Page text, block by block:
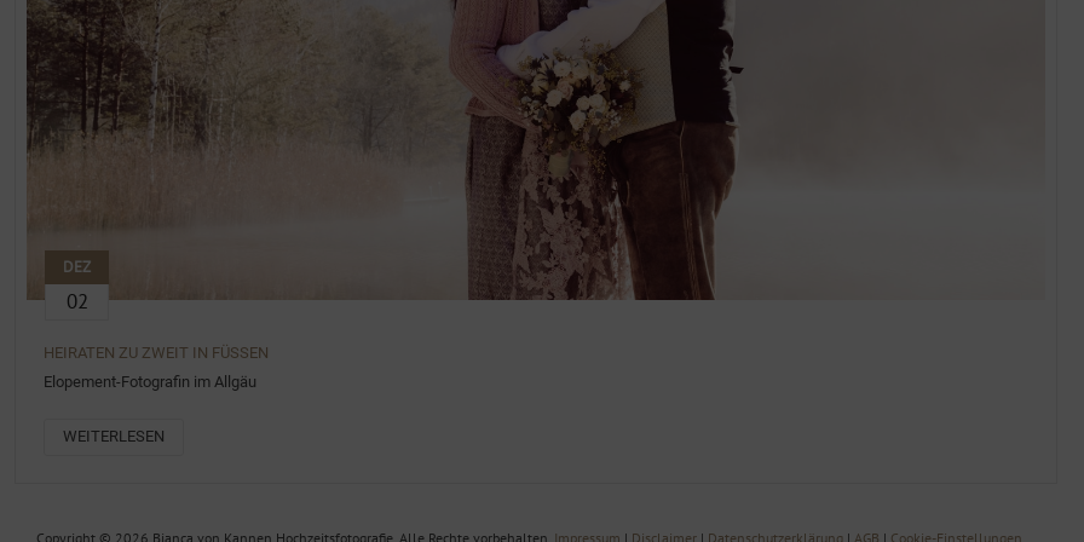
DEZ
02
HEIRATEN ZU ZWEIT IN FÜSSEN
Elopement-Fotografin im Allgäu
WEITERLESEN
Copyright © 2026 Bianca von Kannen Hochzeitsfotografie. Alle Rechte vorbehalten. Impressum | Disclaimer | Datenschutzerklärung | AGB | Cookie-Einstellungen